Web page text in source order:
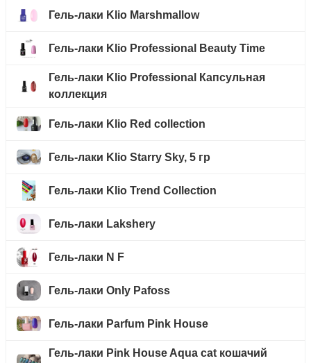
Гель-лаки Klio Marshmallow
Гель-лаки Klio Professional Beauty Time
Гель-лаки Klio Professional Капсульная
коллекция
Гель-лаки Klio Red collection
Гель-лаки Klio Starry Sky, 5 гр
Гель-лаки Klio Trend Collection
Гель-лаки Lakshery
Гель-лаки N F
Гель-лаки Only Pafoss
Гель-лаки Parfum Pink House
Гель-лаки Pink House Aqua cat кошачий